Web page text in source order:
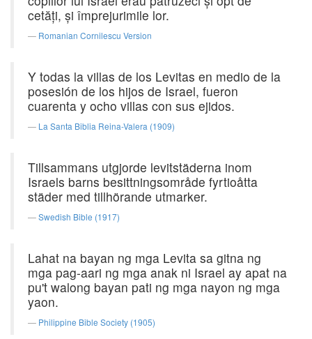
cetăţi, şi împrejurimile lor.
Romanian Cornilescu Version
Y todas la villas de los Levitas en medio de la
posesión de los hijos de Israel, fueron
cuarenta y ocho villas con sus ejidos.
La Santa Biblia Reina-Valera (1909)
Tillsammans utgjorde levitstäderna inom
Israels barns besittningsområde fyrtioåtta
städer med tillhörande utmarker.
Swedish Bible (1917)
Lahat na bayan ng mga Levita sa gitna ng
mga pag-aari ng mga anak ni Israel ay apat na
pu't walong bayan pati ng mga nayon ng mga
yaon.
Philippine Bible Society (1905)